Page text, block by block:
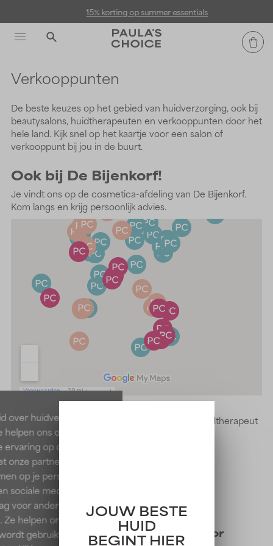
over huidverzorging
ons om ervoor
op onze
onze partners kunnen
op je persoonlijke
sociale media ook in
voor andere
helpen ons ook te
gebruikt. Door op
15% korting op summer essentials
Beautysalon Huidtherapeut
Verkooppunten
De beste keuzes op het gebied van huidverzorging, ook bij
beautysalons, huidtherapeuten en verkooppunten door het
hele land. Kijk snel op het kaartje voor een salon of
verkooppunt bij jou in de buurt.
Ook bij De Bijenkorf!
Je vindt ons op de cosmetica-afdeling van De Bijenkorf.
Kom langs en krijg persoonlijk advies.
Exclusieve aanbiedingen voor
members
JOUW BESTE
HUID
BEGINT HIER